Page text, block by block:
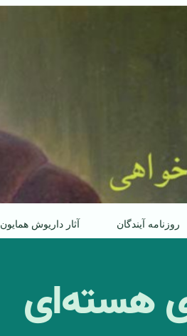
روزنامه آیندگان آثار داریوش همایون
هسته‌ای